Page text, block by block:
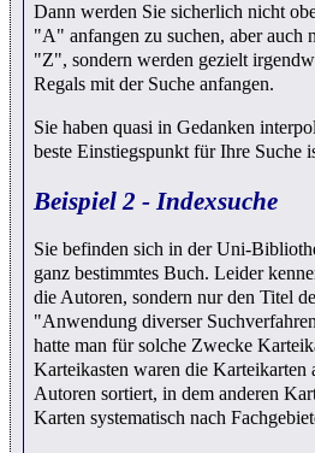
Dann werden Sie sicherlich nicht
"A" anfangen zu suchen, aber auch
"Z", sondern werden gezielt
Regals mit der Suche anfangen.
Sie haben quasi in Gedanken
beste Einstiegspunkt für Ihre Suche
Beispiel 2 - Indexsuche
Sie befinden sich in der Uni-
ganz bestimmtes Buch. Leider
die Autoren, sondern nur den Titel
"Anwendung diverser
hatte man für solche Zwecke
Karteikasten waren die Karteikarten
Autoren sortiert, in dem anderen
Karten systematisch nach